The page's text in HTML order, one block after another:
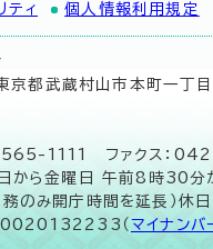
ティ
個人情報利用規定
都武蔵村山市本町一丁
565-1111 ファクス：
日から金曜日 午前8時30
のみ開庁時間を延長）休日
（ マイナンバ